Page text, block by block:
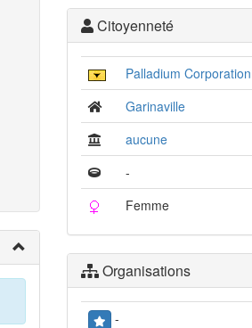
Citoyenneté
Palladium Corporation
Garinaville
aucune
-
Femme
Organisations
-